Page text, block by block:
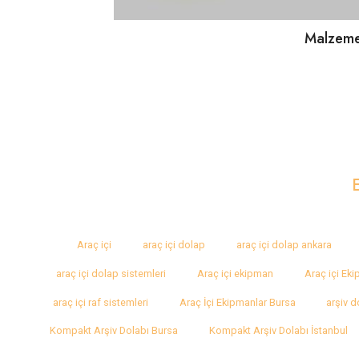
Araç içi araç içi dolap araç içi dolap ankara
araç içi dolap sistemleri Araç içi ekipman Araç içi
araç içi raf sistemleri Araç İçi Ekipmanlar Bursa arşiv
Kompakt Arşiv Dolabı Bursa Kompakt Arşiv Dolabı İstanbul